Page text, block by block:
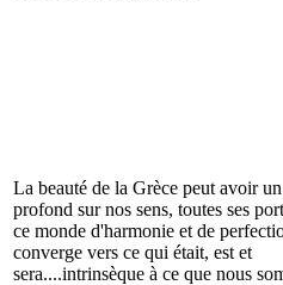
La beauté de la Grèce peut avoir
profond sur nos sens, toutes ses
ce monde d'harmonie et de
converge vers ce qui était, est et
sera....intrinsèque à ce que nous